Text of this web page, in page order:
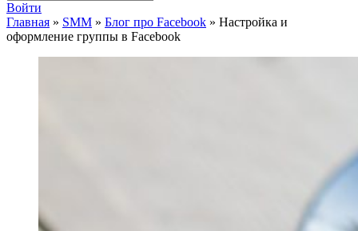
Войти
Главная » SMM » Блог про Facebook » Настройка и
оформление группы в Facebook